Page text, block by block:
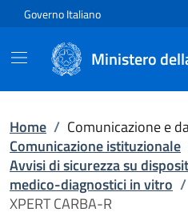
Vai direttamente al contenuto
Governo Italiano
Ministero
Home / Comunicazione e
Comunicazione istituzionale
Avvisi di sicurezza su
medico-diagnostici in vitro /
XPERT CARBA-R